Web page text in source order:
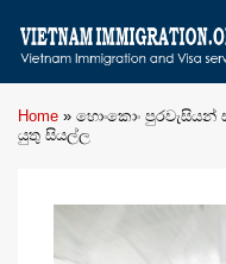
Home » හොංකොං පුරවැසියන්
යුතු සියල්ල